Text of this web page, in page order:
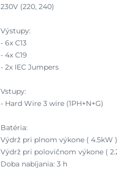
230V (220, 240)
Výstupy:
- 6x C13
- 4x C19
- 2x IEC Jumpers
Vstupy:
- Hard Wire 3 wire (1PH+N+G)
Batéria:
Výdrž pri plnom výkone ( 4.5kW
Výdrž pri polovičnom výkone (
Doba nabíjania: 3 h